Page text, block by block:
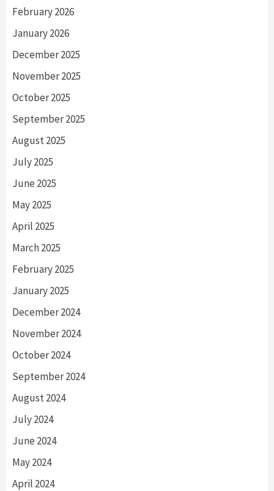
February 2026
January 2026
December 2025
November 2025
October 2025
September 2025
August 2025
July 2025
June 2025
May 2025
April 2025
March 2025
February 2025
January 2025
December 2024
November 2024
October 2024
September 2024
August 2024
July 2024
June 2024
May 2024
April 2024